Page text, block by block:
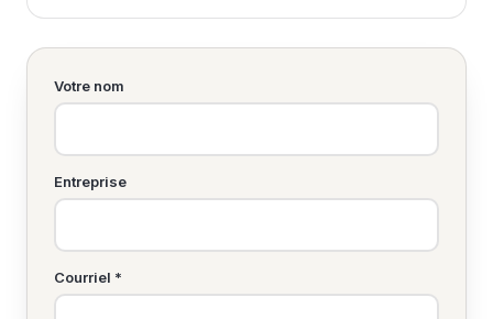
Votre nom
Entreprise
Courriel *